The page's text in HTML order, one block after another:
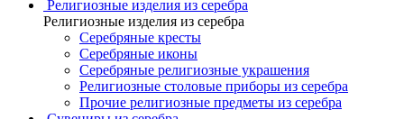
Религиозные изделия из серебра
Религиозные изделия из серебра
Серебряные кресты
Серебряные иконы
Серебряные религиозные украшения
Религиозные столовые приборы из серебра
Прочие религиозные предметы из серебра